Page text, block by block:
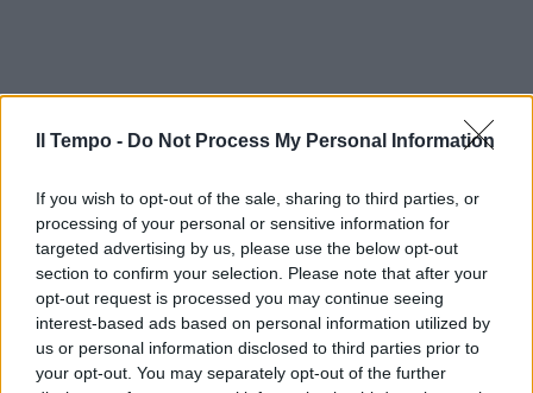
Il Tempo - Do Not Process My Personal Information
If you wish to opt-out of the sale, sharing to third parties, or
processing of your personal or sensitive information for
targeted advertising by us, please use the below opt-out
section to confirm your selection. Please note that after your
opt-out request is processed you may continue seeing
interest-based ads based on personal information utilized by
us or personal information disclosed to third parties prior to
your opt-out. You may separately opt-out of the further